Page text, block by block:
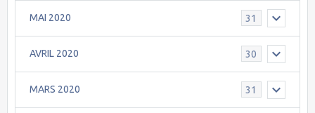
MAI 2020 31
AVRIL 2020 30
MARS 2020 31